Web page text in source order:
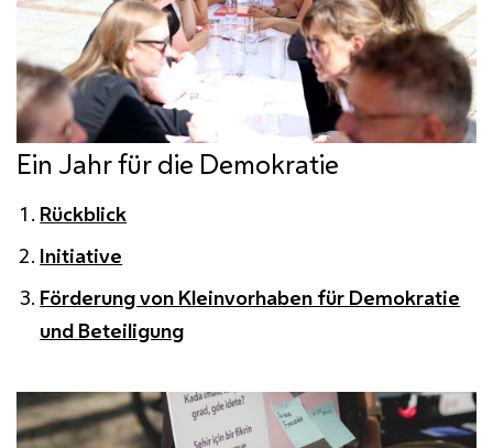
Ein Jahr für die Demokratie
Rückblick
Initiative
Förderung von Kleinvorhaben für Demokratie
und Beteiligung